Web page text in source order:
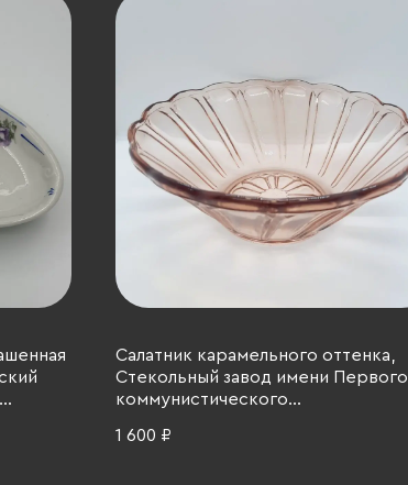
Салатник карамельного оттенка,
Стекольный завод имени Первого
коммунистического
стекло, СССР, 1960-1980 гг.
1 600 ₽